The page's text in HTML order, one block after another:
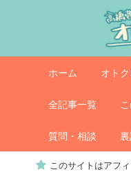
へ
移
オトクレカ
ュ
ホーム オト
全記事一覧
質問・相談
このサイトはアフ